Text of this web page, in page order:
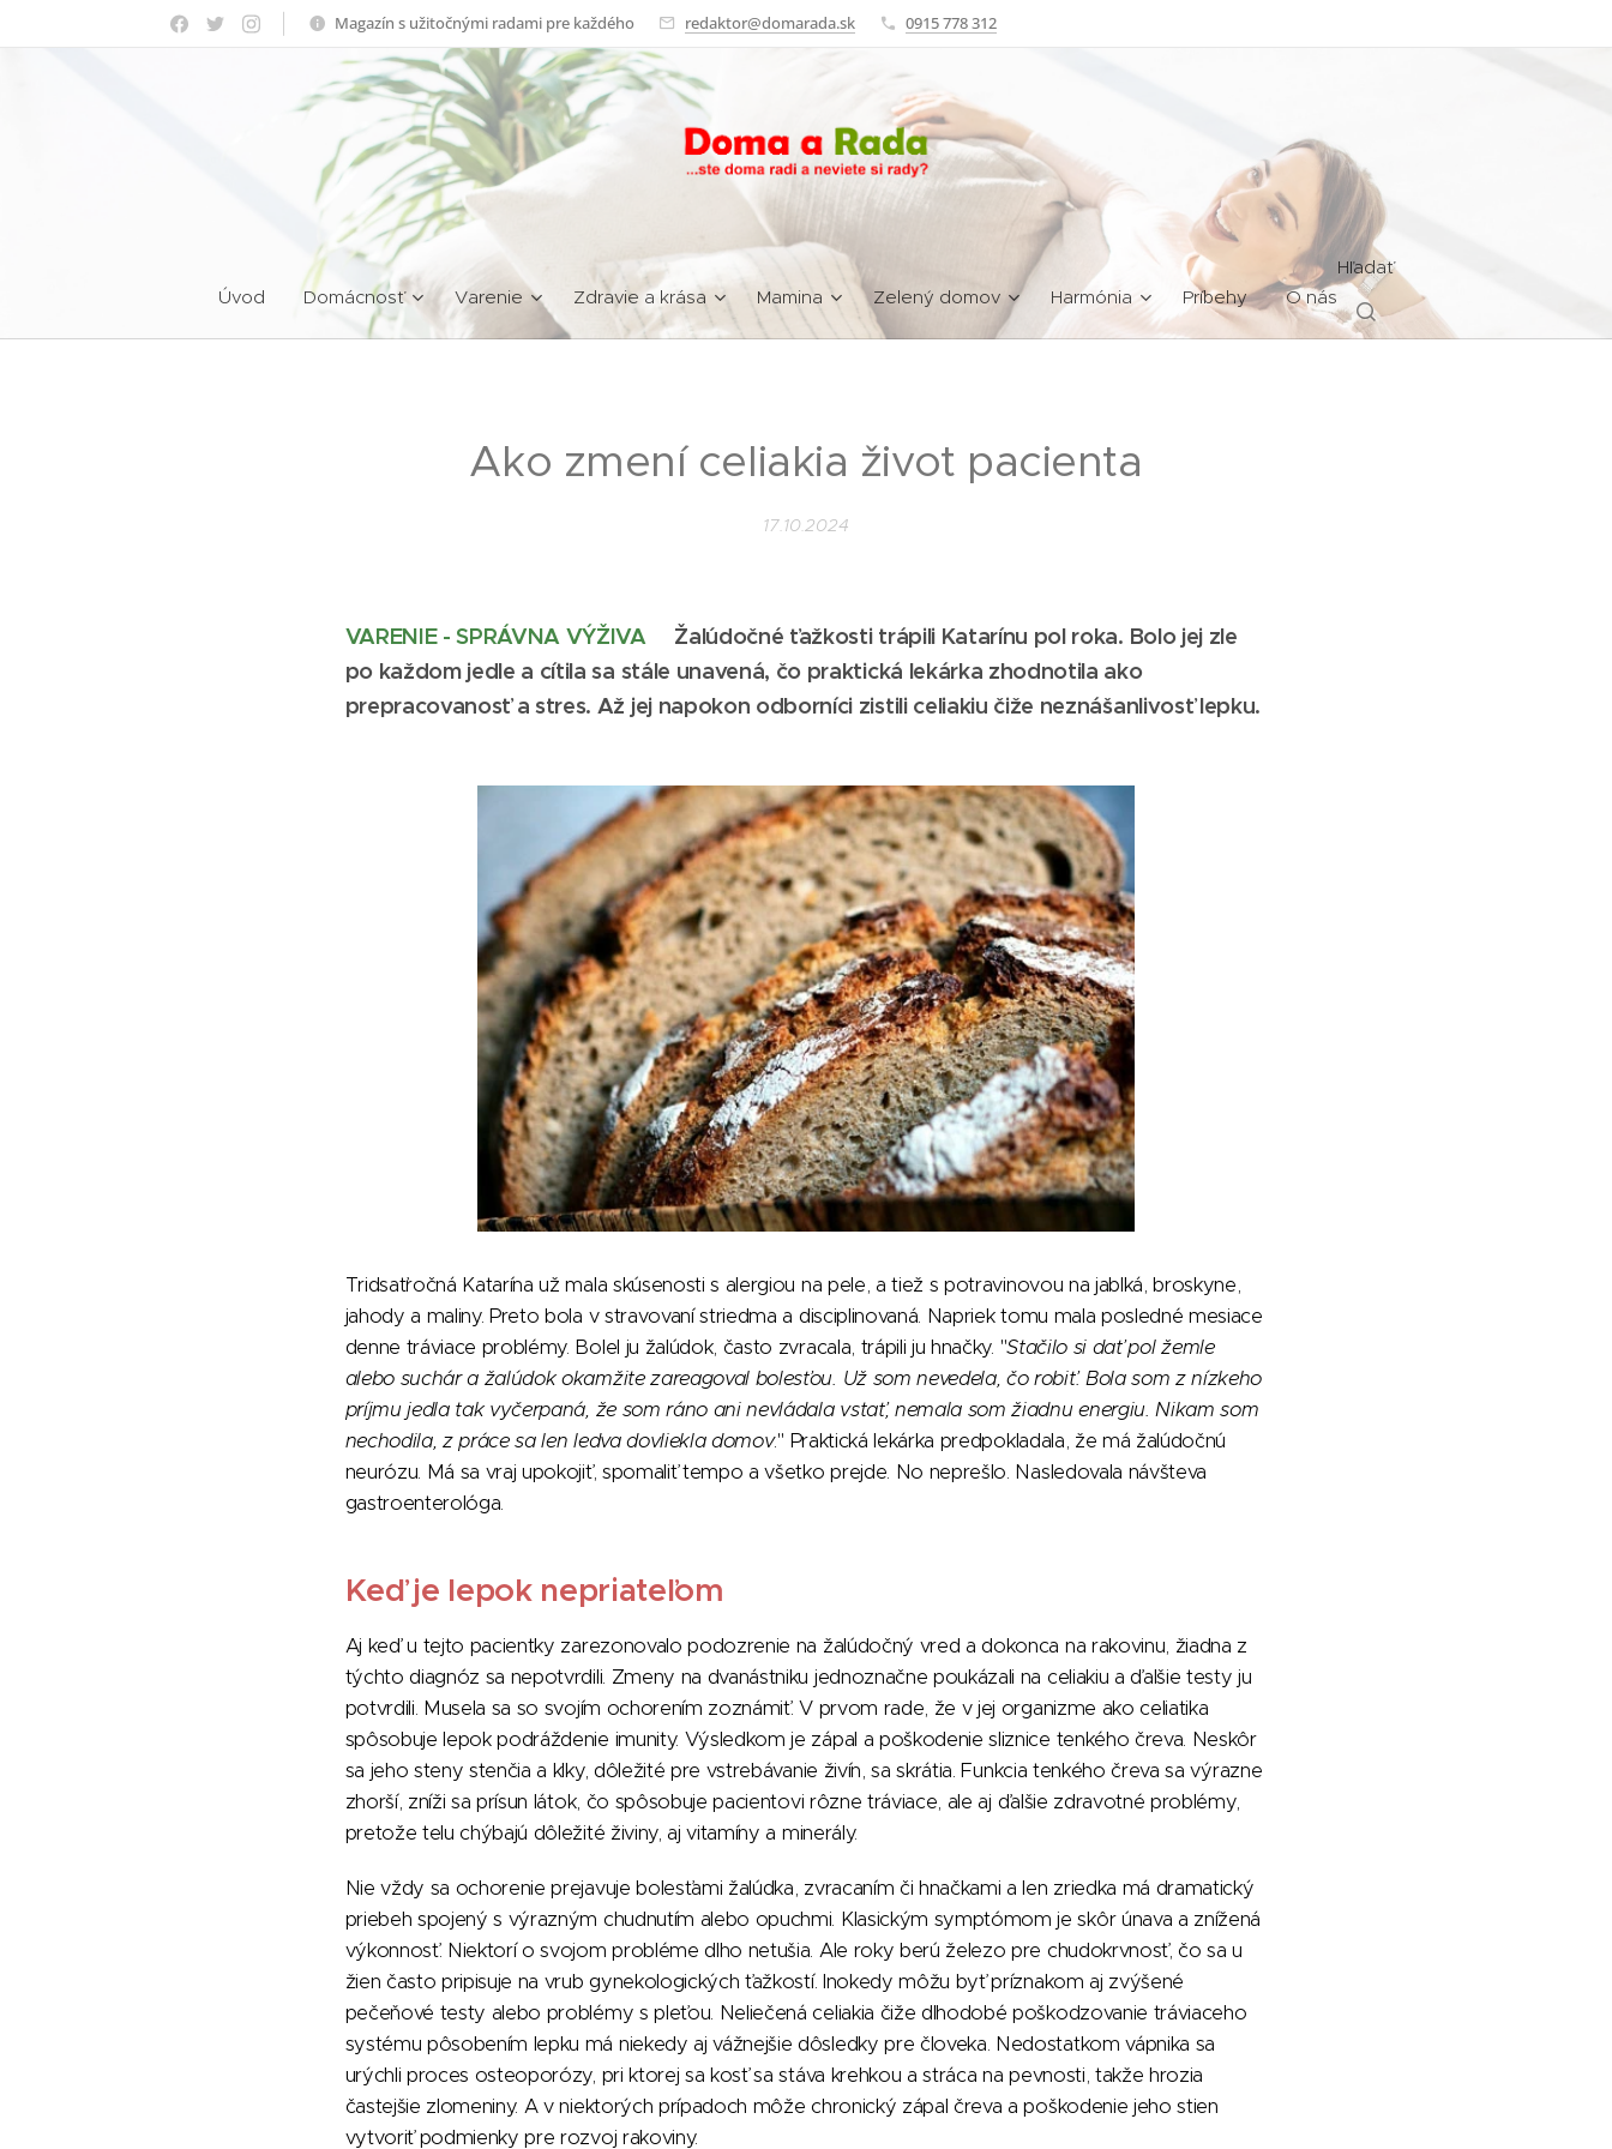
Magazín s užitočnými radami pre každého redaktor@domarada.sk 0915 778 312
Úvod Domácnosť Varenie Zdravie a krása Mamina Zelený domov Harmónia Príbehy O nás
Hľadať
Ako zmení celiakia život pacienta
17.10.2024
VARENIE - SPRÁVNA VÝŽIVA
Žalúdočné ťažkosti trápili Katarínu pol roka. Bolo jej zle
po každom jedle a cítila sa stále unavená, čo praktická lekárka zhodnotila ako
prepracovanosť a stres. Až jej napokon odborníci zistili celiakiu čiže neznášanlivosť lepku.
Tridsaťročná Katarína už mala skúsenosti s alergiou na pele, a tiež s potravinovou na jablká, broskyne,
jahody a maliny. Preto bola v stravovaní striedma a disciplinovaná. Napriek tomu mala posledné mesiace
denne tráviace problémy. Bolel ju žalúdok, často zvracala, trápili ju hnačky. "Stačilo si dať pol žemle
alebo suchár a žalúdok okamžite zareagoval bolesťou. Už som nevedela, čo robiť. Bola som z nízkeho
príjmu jedla tak vyčerpaná, že som ráno ani nevládala vstať, nemala som žiadnu energiu. Nikam som
nechodila, z práce sa len ledva dovliekla domov." Praktická lekárka predpokladala, že má žalúdočnú
neurózu. Má sa vraj upokojiť, spomaliť tempo a všetko prejde. No neprešlo. Nasledovala návšteva
gastroenterológa.
Keď je lepok nepriateľom
Aj keď u tejto pacientky zarezonovalo podozrenie na žalúdočný vred a dokonca na rakovinu, žiadna z
týchto diagnóz sa nepotvrdili. Zmeny na dvanástniku jednoznačne poukázali na celiakiu a ďalšie testy ju
potvrdili. Musela sa so svojím ochorením zoznámiť. V prvom rade, že v jej organizme ako celiatika
spôsobuje lepok podráždenie imunity. Výsledkom je zápal a poškodenie sliznice tenkého čreva. Neskôr
sa jeho steny stenčia a klky, dôležité pre vstrebávanie živín, sa skrátia. Funkcia tenkého čreva sa výrazne
zhorší, zníži sa prísun látok, čo spôsobuje pacientovi rôzne tráviace, ale aj ďalšie zdravotné problémy,
pretože telu chýbajú dôležité živiny, aj vitamíny a minerály.
Nie vždy sa ochorenie prejavuje bolesťami žalúdka, zvracaním či hnačkami a len zriedka má dramatický
priebeh spojený s výrazným chudnutím alebo opuchmi. Klasickým symptómom je skôr únava a znížená
výkonnosť. Niektorí o svojom probléme dlho netušia. Ale roky berú železo pre chudokrvnosť, čo sa u
žien často pripisuje na vrub gynekologických ťažkostí. Inokedy môžu byť príznakom aj zvýšené
pečeňové testy alebo problémy s pleťou. Neliečená celiakia čiže dlhodobé poškodzovanie tráviaceho
systému pôsobením lepku má niekedy aj vážnejšie dôsledky pre človeka. Nedostatkom vápnika sa
urýchli proces osteoporózy, pri ktorej sa kosť sa stáva krehkou a stráca na pevnosti, takže hrozia
častejšie zlomeniny. A v niektorých prípadoch môže chronický zápal čreva a poškodenie jeho stien
vytvoriť podmienky pre rozvoj rakoviny.